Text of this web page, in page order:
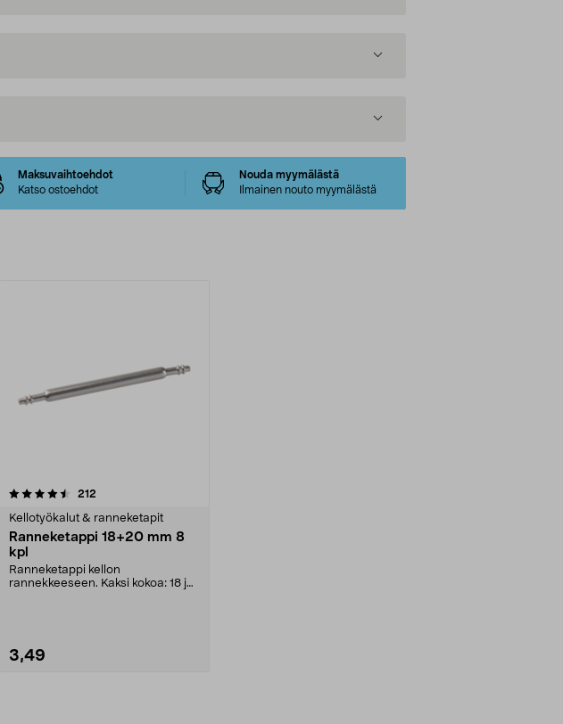
Maksuvaihtoehdot
Katso ostoehdot
Nouda myymälästä
Ilmainen nouto myymälästä
212
Kellotyökalut & ranneketapit
Ranneketappi 18+20 mm 8
kpl
Ranneketappi kellon
rannekkeeseen. Kaksi kokoa: 18 ja
3,49